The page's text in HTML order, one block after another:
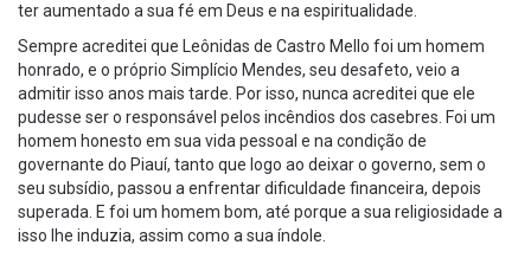
ter aumentado a sua fé em Deus e na espiritualidade.
Sempre acreditei que Leônidas de Castro Mello foi um homem
honrado, e o próprio Simplício Mendes, seu desafeto, veio a
admitir isso anos mais tarde. Por isso, nunca acreditei que ele
pudesse ser o responsável pelos incêndios dos casebres. Foi um
homem honesto em sua vida pessoal e na condição de
governante do Piauí, tanto que logo ao deixar o governo, sem o
seu subsídio, passou a enfrentar dificuldade financeira, depois
superada. E foi um homem bom, até porque a sua religiosidade a
isso lhe induzia, assim como a sua índole.